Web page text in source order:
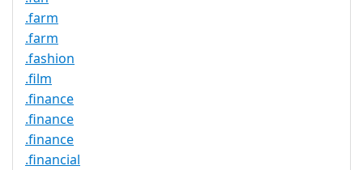
.farm
.farm
.fashion
.film
.finance
.finance
.finance
.financial